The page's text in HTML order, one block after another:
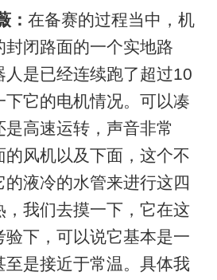
： 在备赛的过程当中，机
封闭路面的一个实地路
人是已经连续跑了超过10
它的电机情况。可以凑
高速运转，声音非常
的风机以及下面，这个不
液冷的水管来进行这四
我们去摸一下，它在这
下，可以说它基本是一
至是接近于常温。具体我